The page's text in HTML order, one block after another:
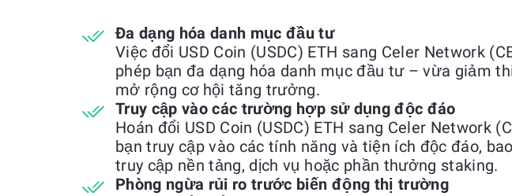
Đa dạng hóa danh mục đầu tư
Việc đổi USD Coin (USDC) ETH sang Celer Network
phép bạn đa dạng hóa danh mục đầu tư – vừa giảm
mở rộng cơ hội tăng trưởng.
Truy cập vào các trường hợp sử dụng độc đáo
Hoán đổi USD Coin (USDC) ETH sang Celer Network
bạn truy cập vào các tính năng và tiện ích độc đáo,
truy cập nền tảng, dịch vụ hoặc phần thưởng staking.
Phòng ngừa rủi ro trước biến động thị trường